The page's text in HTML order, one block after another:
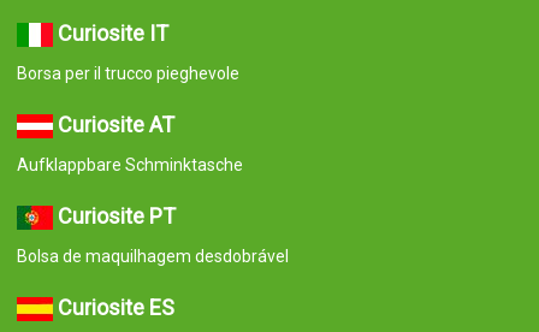
Curiosite IT
Borsa per il trucco pieghevole
Curiosite AT
Aufklappbare Schminktasche
Curiosite PT
Bolsa de maquilhagem desdobrável
Curiosite ES